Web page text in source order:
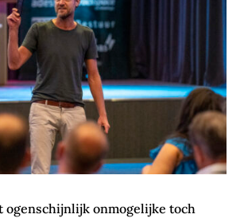
ogenschijnlijk onmogelijke toch